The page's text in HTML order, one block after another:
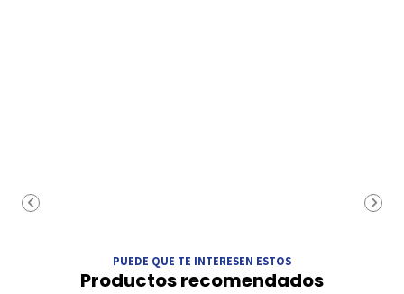
PUEDE QUE TE INTERESEN ESTOS
Productos recomendados